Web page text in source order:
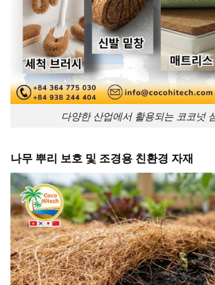
다양한 산업에서 활용되는 코코넛
나무 뿌리 보호 및 조경용 친환경 자재